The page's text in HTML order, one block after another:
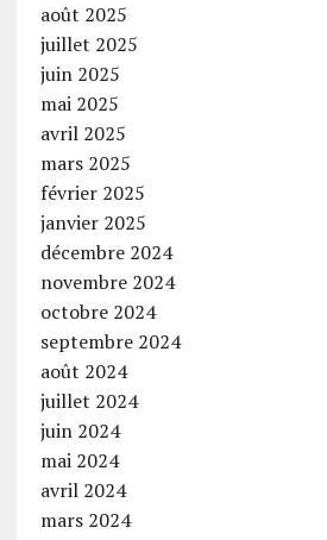
août 2025
juillet 2025
juin 2025
mai 2025
avril 2025
mars 2025
février 2025
janvier 2025
décembre 2024
novembre 2024
octobre 2024
septembre 2024
août 2024
juillet 2024
juin 2024
mai 2024
avril 2024
mars 2024